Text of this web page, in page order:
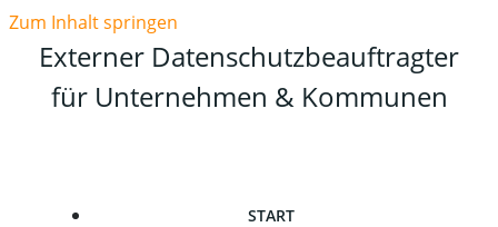
Zum Inhalt springen
Externer Datenschutzbeauftragter
für Unternehmen & Kommunen
START